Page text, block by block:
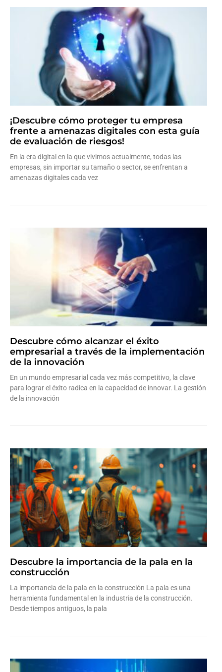
¡Descubre cómo proteger tu empresa
frente a amenazas digitales con esta guía
de evaluación de riesgos!
En la era digital en la que vivimos actualmente, todas las
empresas, sin importar su tamaño o sector, se enfrentan a
amenazas digitales cada vez
Descubre cómo alcanzar el éxito
empresarial a través de la implementación
de la innovación
En un mundo empresarial cada vez más competitivo, la clave
para lograr el éxito radica en la capacidad de innovar. La gestión
de la innovación
Descubre la importancia de la pala en la
construcción
La importancia de la pala en la construcción La pala es una
herramienta fundamental en la industria de la construcción.
Desde tiempos antiguos, la pala